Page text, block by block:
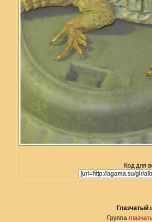
Код для
Глазчатый
Группа